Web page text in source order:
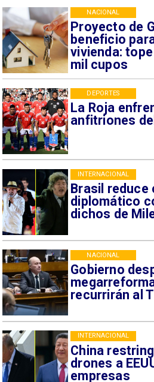
Proyecto de
beneficio
vivienda:
mil cupos
NACIONAL
La Roja
anfitriones
DEPORTES
Brasil
diplomático
dichos de
INTERNACIONAL
Gobierno
recurrirán al
NACIONAL
China
drones a
empresas
INTERNACIONAL